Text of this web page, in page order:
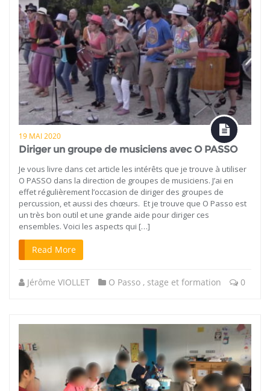
19 MAI 2020
Diriger un groupe de musiciens avec O PASSO
Je vous livre dans cet article les intérêts que je trouve à utiliser
O PASSO dans la direction de groupes de musiciens. J’ai en
effet régulièrement l’occasion de diriger des groupes de
percussion, et aussi des chœurs. Et je trouve que O Passo est
un très bon outil et une grande aide pour diriger ces
ensembles. Voici les aspects qui […]
Read More
Jérôme VIOLLET O Passo , stage et formation 0